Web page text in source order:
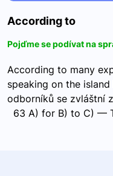
According to
Pojďme se podívat na
According to many
speaking on the
odborníků se zvláštní
63 A) for B) to C) —